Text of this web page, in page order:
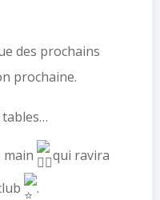
des prochains
prochaine.
main
qui ravira
.